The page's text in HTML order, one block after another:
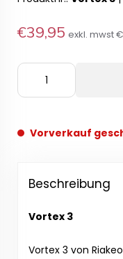
€39,95 exkl. mwst
Vorverkauf
Beschreibung
Vortex 3
Vortex 3 von